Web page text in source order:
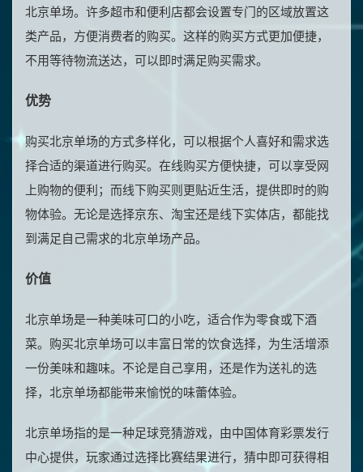
北京单场。许多超市和便利店都会设置专门的区域放置这
类产品，方便消费者的购买。这样的购买方式更加便捷，
不用等待物流送达，可以即时满足购买需求。
优势
购买北京单场的方式多样化，可以根据个人喜好和需求选
择合适的渠道进行购买。在线购买方便快捷，可以享受网
上购物的便利；而线下购买则更贴近生活，提供即时的购
物体验。无论是选择京东、淘宝还是线下实体店，都能找
到满足自己需求的北京单场产品。
价值
北京单场是一种美味可口的小吃，适合作为零食或下酒
菜。购买北京单场可以丰富日常的饮食选择，为生活增添
一份美味和趣味。不论是自己享用，还是作为送礼的选
择，北京单场都能带来愉悦的味蕾体验。
北京单场指的是一种足球竞猜游戏，由中国体育彩票发行
中心提供，玩家通过选择比赛结果进行，猜中即可获得相